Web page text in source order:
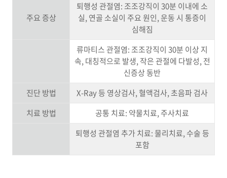
주요 증상
퇴행성 관절염: 조조강직이 30분 이내에 소
실, 연골 소실이 주요 원인, 운동 시 통증이
심해짐
류마티스 관절염: 조조강직이 30분 이상 지
속, 대칭적으로 발생, 작은 관절에 다발성, 전
신증상 동반
진단 방법
X-Ray 등 영상검사, 혈액검사, 초음파 검사
치료 방법
공통 치료: 약물치료, 주사치료
퇴행성 관절염 추가 치료: 물리치료, 수술 등
포함